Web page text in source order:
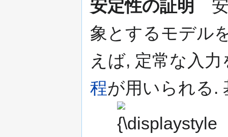
安定性の証明
安
象とするモデル
えば, 定常な入
程が用いられる.
{\displaystyle
\rho <1\,}